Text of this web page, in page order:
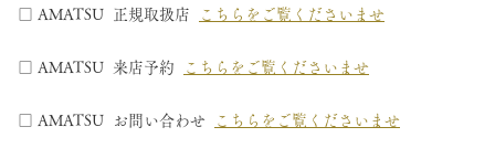
□ AMATSU 正規取扱店 こちらをご覧くださいませ
□ AMATSU 来店予約 こちらをご覧くださいませ
□ AMATSU お問い合わせ こちらをご覧くださいませ